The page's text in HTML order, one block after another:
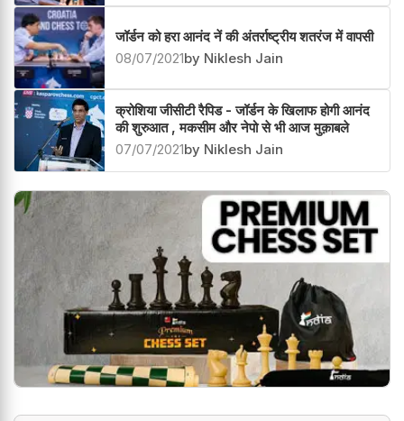
जॉर्डन को हरा आनंद नें की अंतर्राष्ट्रीय शतरंज में वापसी
08/07/2021by Niklesh Jain
क्रोशिया जीसीटी रैपिड - जॉर्डन के खिलाफ होगी आनंद
की शुरुआत , मकसीम और नेपो से भी आज मुक़ाबले
07/07/2021by Niklesh Jain